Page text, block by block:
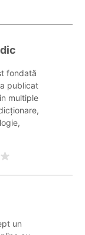
fondată
publicat
multiple
un